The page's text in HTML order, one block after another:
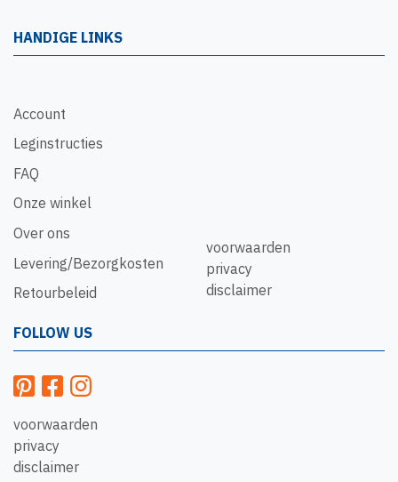
HANDIGE LINKS
Account
Leginstructies
FAQ
Onze winkel
Over ons
Levering/Bezorgkosten
Retourbeleid
voorwaarden
privacy
disclaimer
FOLLOW US
voorwaarden
privacy
disclaimer